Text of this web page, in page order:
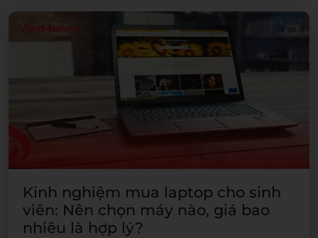
Kinh nghiệm mua laptop cho sinh
viên: Nên chọn máy nào, giá bao
nhiêu là hợp lý?